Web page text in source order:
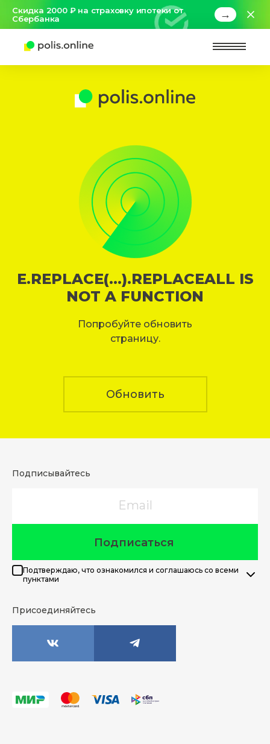
Скидка 2000 ₽ на страховку ипотеки от
Сбербанка
→
E.REPLACE(...).REPLACEALL IS
NOT A FUNCTION
Попробуйте обновить
страницу.
Обновить
Подписывайтесь
Подписаться
Подтверждаю, что ознакомился и соглашаюсь со всеми
пунктами
Присоединяйтесь